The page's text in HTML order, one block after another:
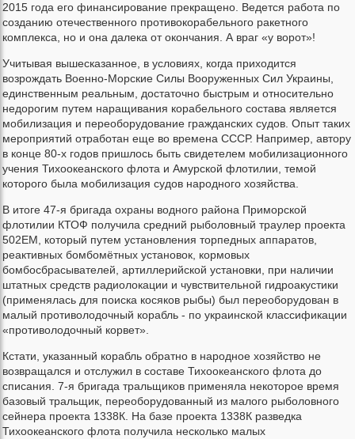
2015 года его финансирование прекращено. Ведется работа по
созданию отечественного противокорабельного ракетного
комплекса, но и она далека от окончания. А враг «у ворот»!
Учитывая вышесказанное, в условиях, когда приходится
возрождать Военно-Морские Силы Вооруженных Сил Украины,
единственным реальным, достаточно быстрым и относительно
недорогим путем наращивания корабельного состава является
мобилизация и переоборудование гражданских судов. Опыт таких
мероприятий отработан еще во времена СССР. Например, автору
в конце 80-х годов пришлось быть свидетелем мобилизационного
учения Тихоокеанского флота и Амурской флотилии, темой
которого была мобилизация судов народного хозяйства.
В итоге 47-я бригада охраны водного района Приморской
флотилии КТОФ получила средний рыболовный траулер проекта
502ЕМ, который путем установления торпедных аппаратов,
реактивных бомбомётных установок, кормовых
бомбосбрасывателей, артиллерийской установки, при наличии
штатных средств радиолокации и чувствительной гидроакустики
(применялась для поиска косяков рыбы) был переоборудован в
малый противолодочный корабль - по украинской классификации
«противолодочный корвет».
Кстати, указанный корабль обратно в народное хозяйство не
возвращался и отслужил в составе Тихоокеанского флота до
списания. 7-я бригада тральщиков применяла некоторое время
базовый тральщик, переоборудованный из малого рыболовного
сейнера проекта 1338К. На базе проекта 1338К разведка
Тихоокеанского флота получила несколько малых